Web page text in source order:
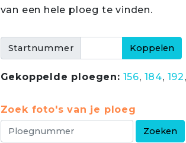
van een hele ploeg te vinden.
Startnummer
Gekoppelde ploegen: 156, 184, 192
Zoek foto's van je ploeg